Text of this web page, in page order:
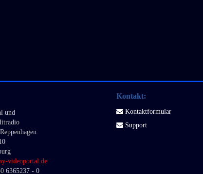
und
y-videoportal.de
6365237 - 0
Kontakt:
Kontaktformular
Support